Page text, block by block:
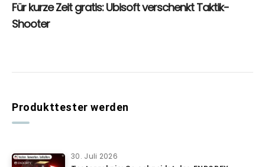
Produkttester werden
30. Juli 2026